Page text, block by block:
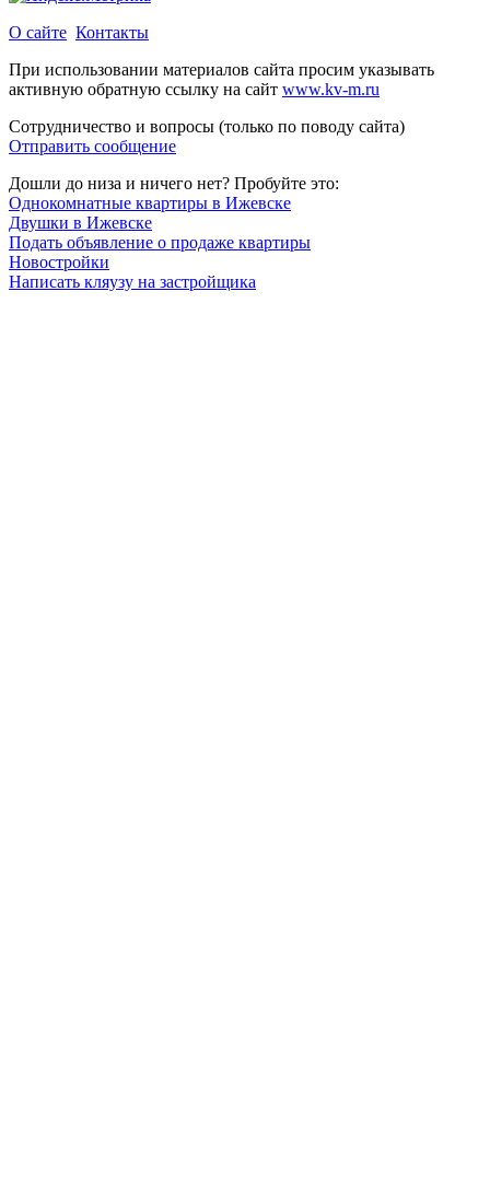
О сайте Контакты
При использовании материалов сайта просим указывать
активную обратную ссылку на сайт www.kv-m.ru
Сотрудничество и вопросы (только по поводу сайта)
Отправить сообщение
Дошли до низа и ничего нет? Пробуйте это:
Однокомнатные квартиры в Ижевске
Двушки в Ижевске
Подать объявление о продаже квартиры
Новостройки
Написать кляузу на застройщика